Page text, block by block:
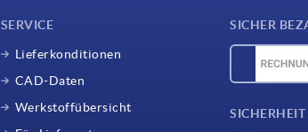
SERVICE
Lieferkonditionen
CAD-Daten
Werkstoffübersicht
SICHER